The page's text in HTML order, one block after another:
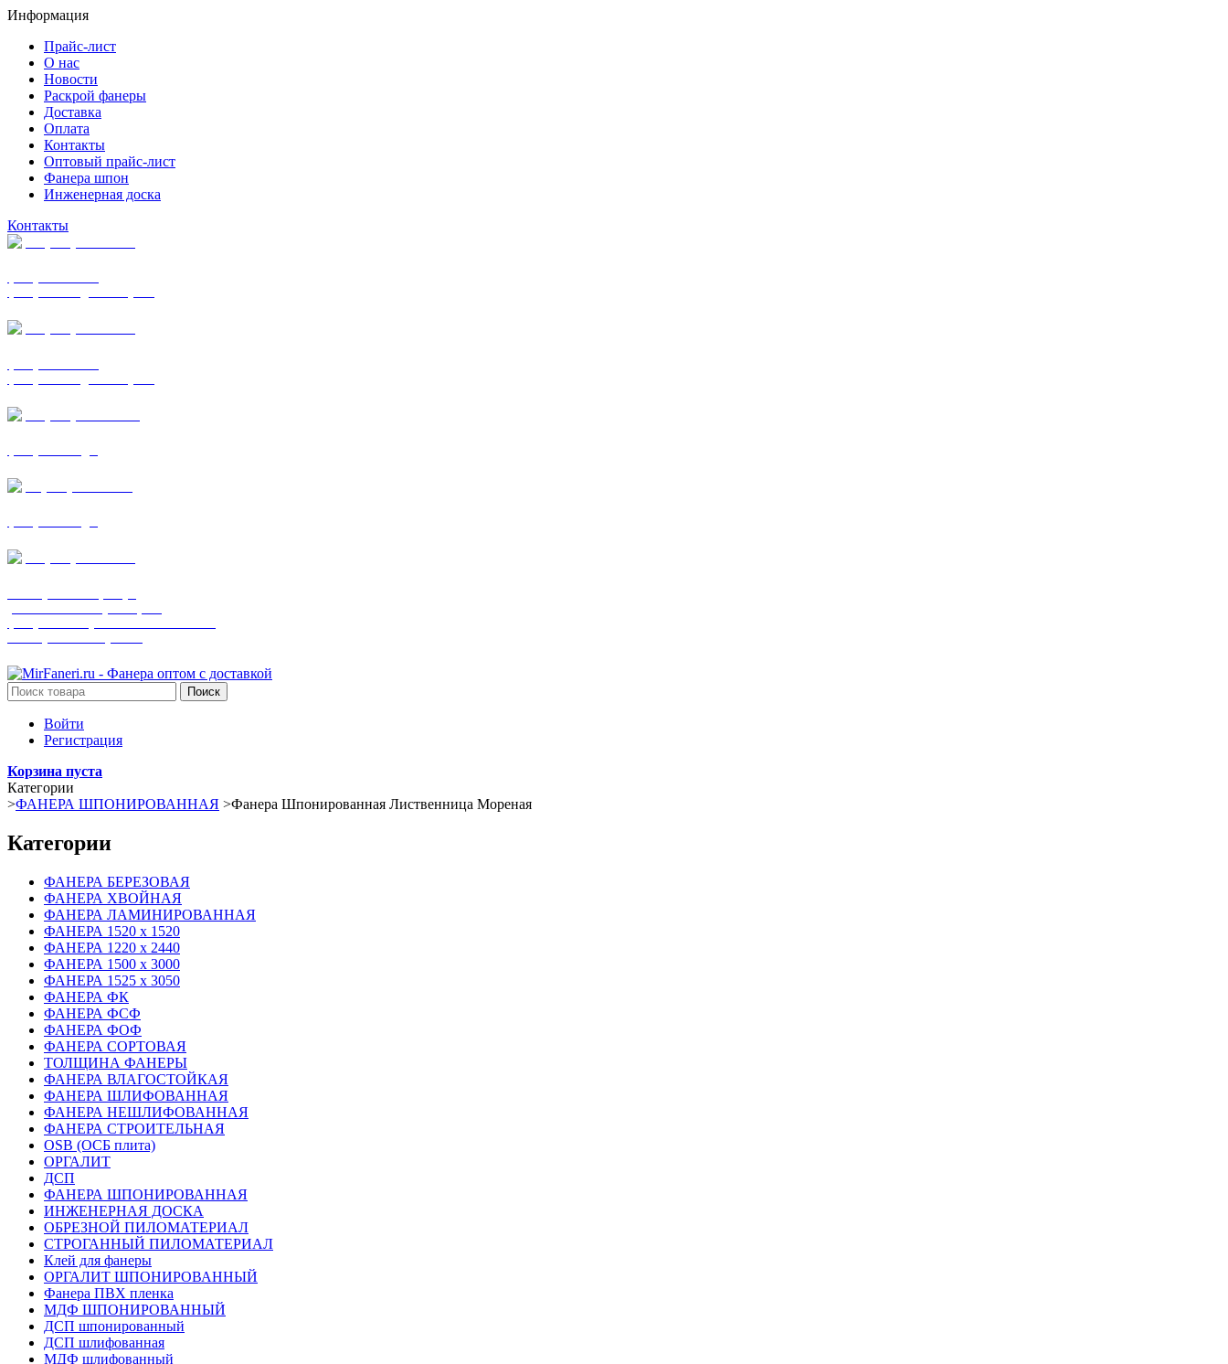
Информация
Прайс-лист
О нас
Новости
Раскрой фанеры
Доставка
Оплата
Контакты
Оптовый прайс-лист
Фанера шпон
Инженерная доска
Контакты
Поиск
Войти
Регистрация
Корзина пуста
Категории
>ФАНЕРА ШПОНИРОВАННАЯ >Фанера Шпонированная Лиственница Мореная
Категории
ФАНЕРА БЕРЕЗОВАЯ
ФАНЕРА ХВОЙНАЯ
ФАНЕРА ЛАМИНИРОВАННАЯ
ФАНЕРА 1520 х 1520
ФАНЕРА 1220 х 2440
ФАНЕРА 1500 х 3000
ФАНЕРА 1525 х 3050
ФАНЕРА ФК
ФАНЕРА ФСФ
ФАНЕРА ФОФ
ФАНЕРА СОРТОВАЯ
ТОЛЩИНА ФАНЕРЫ
ФАНЕРА ВЛАГОСТОЙКАЯ
ФАНЕРА ШЛИФОВАННАЯ
ФАНЕРА НЕШЛИФОВАННАЯ
ФАНЕРА СТРОИТЕЛЬНАЯ
OSB (ОСБ плита)
ОРГАЛИТ
ДСП
ФАНЕРА ШПОНИРОВАННАЯ
ИНЖЕНЕРНАЯ ДОСКА
ОБРЕЗНОЙ ПИЛОМАТЕРИАЛ
СТРОГАННЫЙ ПИЛОМАТЕРИАЛ
Клей для фанеры
ОРГАЛИТ ШПОНИРОВАННЫЙ
Фанера ПВХ пленка
МДФ ШПОНИРОВАННЫЙ
ДСП шпонированный
ДСП шлифованная
МДФ шлифованный